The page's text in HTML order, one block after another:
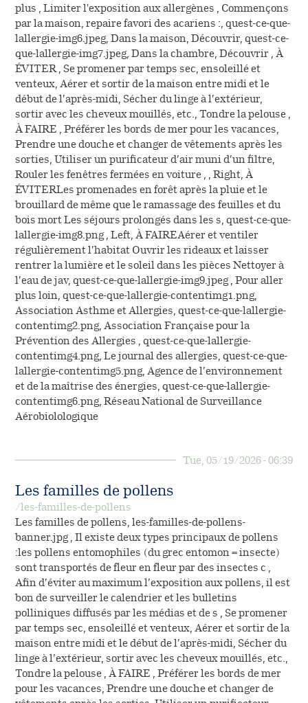
plus , Limiter l'exposition aux allergènes , Commençons
par la maison, repaire favori des acariens :, quest-ce-que-
lallergie-img6.jpeg, Dans la maison, Découvrir, quest-ce-
que-lallergie-img7.jpeg, Dans la chambre, Découvrir , À
ÉVITER , Se promener par temps sec, ensoleillé et
venteux, Aérer et sortir de la maison entre midi et le
début de l’après-midi, Sécher du linge à l’extérieur,
sortir avec les cheveux mouillés, etc., Tondre la pelouse ,
À FAIRE , Préférer les bords de mer pour les vacances,
Prendre une douche et changer de vêtements après les
sorties, Utiliser un purificateur d’air muni d’un filtre,
Rouler les fenêtres fermées en voiture , , Right, À
ÉVITERLes promenades en forêt après la pluie et le
brouillard de même que le ramassage des feuilles et du
bois mort Les séjours prolongés dans les s, quest-ce-que-
lallergie-img8.png , Left, À FAIREAérer et ventiler
régulièrement l’habitat Ouvrir les rideaux et laisser
rentrer la lumière et le soleil dans les pièces Nettoyer à
l’eau de jav, quest-ce-que-lallergie-img9.jpeg , Pour aller
plus loin, quest-ce-que-lallergie-contentimg1.png,
Association Asthme et Allergies, quest-ce-que-lallergie-
contentimg2.png, Association Française pour la
Prévention des Allergies , quest-ce-que-lallergie-
contentimg4.png, Le journal des allergies, quest-ce-que-
lallergie-contentimg5.png, Agence de l’environnement
et de la maîtrise des énergies, quest-ce-que-lallergie-
contentimg6.png, Réseau National de Surveillance
Aérobiolologique
Tue, 05/19/2026 - 06:39
Les familles de pollens
/les-familles-de-pollens
Les familles de pollens, les-familles-de-pollens-
banner.jpg , Il existe deux types principaux de pollens
:les pollens entomophiles (du grec entomon = insecte)
sont transportés de fleur en fleur par des insectes c ,
Afin d’éviter au maximum l’exposition aux pollens, il est
bon de surveiller le calendrier et les bulletins
polliniques diffusés par les médias et de s , Se promener
par temps sec, ensoleillé et venteux, Aérer et sortir de la
maison entre midi et le début de l’après-midi, Sécher du
linge à l’extérieur, sortir avec les cheveux mouillés, etc.,
Tondre la pelouse , À FAIRE , Préférer les bords de mer
pour les vacances, Prendre une douche et changer de